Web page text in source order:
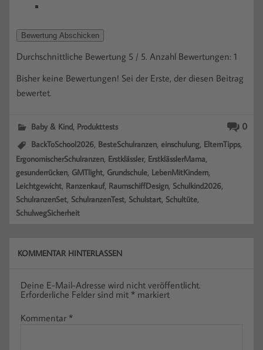
Bewertung Abschicken
Durchschnittliche Bewertung 5 / 5. Anzahl Bewertungen: 1
Bisher keine Bewertungen! Sei der Erste, der diesen Beitrag
bewertet.
0
Baby & Kind Produkttests
BackToSchool2026, BesteSchulranzen,einschulung, ElternTipps,
ErgonomischerSchulranzen, Erstklässler, ErstklässlerMama,
gesunderrücken, GMTlight, Grundschule, LebenMitKindern,
Leichtgewicht, Ranzenkauf, RaumschiffDesign, Schulkind2026,
SchulranzenSet, SchulranzenTest, Schulstart, Schultüte,
SchulwegSicherheit
KOMMENTAR HINTERLASSEN
Deine E-Mail-Adresse wird nicht veröffentlicht.
Erforderliche Felder sind mit * markiert
Kommentar *